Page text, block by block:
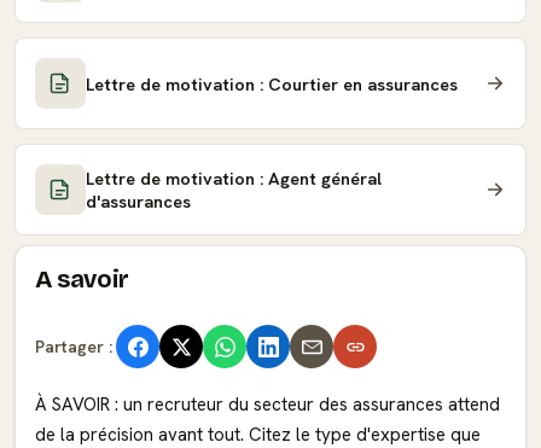
Lettre de motivation : Courtier en assurances
Lettre de motivation : Agent général
d'assurances
A savoir
Partager :
À SAVOIR : un recruteur du secteur des assurances attend
de la précision avant tout. Citez le type d'expertise que